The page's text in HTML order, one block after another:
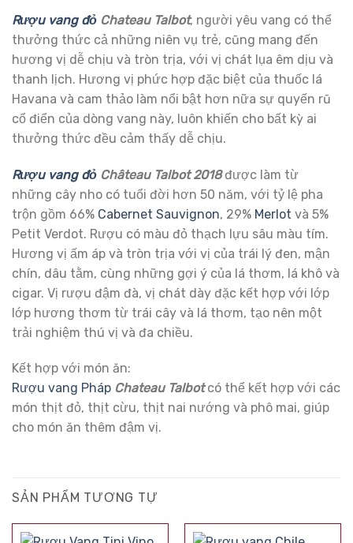
Rượu vang đỏ Chateau Talbot, người yêu vang có thể
thưởng thức cả những niên vụ trẻ, cũng mang đến
hương vị dễ chịu và tròn trịa, với vị chát lụa êm dịu và
thanh lịch. Hương vị phức hợp đặc biệt của thuốc lá
Havana và cam thảo làm nổi bật hơn nữa sự quyến rũ
cổ điển của dòng vang này, luôn khiến cho bất kỳ ai
thưởng thức đều cảm thấy dễ chịu.
Rượu vang đỏ Château Talbot 2018được làm từ
những cây nho có tuổi đời hơn 50 năm, với tỷ lệ pha
trộn gồm 66% Cabernet Sauvignon, 29% Merlot và 5%
Petit Verdot. Rượu có màu đỏ thạch lựu sâu màu tím.
Hương vị ấm áp và tròn trịa với vị của trái lý đen, mận
chín, dâu tằm, cùng những gợi ý của lá thơm, lá khô và
cigar. Vị rượu đậm đà, vị chát dày đặc kết hợp với lớp
lớp hương thơm từ trái cây và lá thơm, tạo nên một
trải nghiệm thú vị và đa chiều.
Kết hợp với món ăn:
Rượu vang Pháp Chateau Talbotcó thể kết hợp với các
món thịt đỏ, thịt cừu, thịt nai nướng và phô mai, giúp
cho món ăn thêm đậm vị.
SẢN PHẨM TƯƠNG TỰ